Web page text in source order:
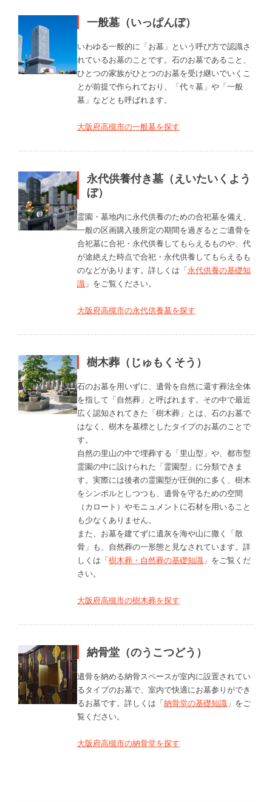
一般墓（いっぱんぼ）
いわゆる一般的に「お墓」という呼び方で認識さ
れているお墓のことです。石のお墓であること、
ひとつの家族がひとつのお墓を受け継いでいくこ
とが前提で作られており、「代々墓」や「一般
墓」などとも呼ばれます。
大阪府高槻市の一般墓を探す
永代供養付き墓（えいたいくよう
ぼ）
霊園・墓地内に永代供養のための合祀墓を備え、
一般の区画購入後所定の期間を過ぎるとご遺骨を
合祀墓に合祀・永代供養してもらえるものや、代
が途絶えた時点で合祀・永代供養してもらえるも
のなどがあります。詳しくは「永代供養の基礎知
識 」をご覧ください。
大阪府高槻市の永代供養墓を探す
樹木葬（じゅもくそう）
石のお墓を用いずに、遺骨を自然に還す葬法全体
を指して「自然葬」と呼ばれます。その中で最近
広く認知されてきた「樹木葬」とは、石のお墓で
はなく、樹木を墓標としたタイプのお墓のことで
す。
自然の里山の中で埋葬する「里山型」や、都市型
霊園の中に設けられた「霊園型」に分類できま
す。実際には後者の霊園型が圧倒的に多く、樹木
をシンボルとしつつも、遺骨を守るための空間
（カロート）やモニュメントに石材を用いること
も少なくありません。
また、お墓を建てずに遺灰を海や山に撒く「散
骨」も、自然葬の一形態と見なされています。詳
しくは「樹木葬・自然葬の基礎知識 」をご覧くだ
さい。
大阪府高槻市の樹木葬を探す
納骨堂（のうこつどう）
遺骨を納める納骨スペースが室内に設置されてい
るタイプのお墓で、室内で快適にお墓参りができ
るお墓です。詳しくは「納骨堂の基礎知識 」をご
覧ください。
大阪府高槻市の納骨堂を探す